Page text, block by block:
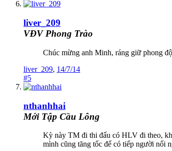
liver_209
VĐV Phong Trào
Chúc mừng anh Minh, ráng giữ phong
liver_209, 14/7/14
#5
nthanhhai
Mới Tập Cầu Lông
Kỳ này TM đi thi đấu có HLV đi theo,
mình cũng tăng tốc để có tiếp người nối